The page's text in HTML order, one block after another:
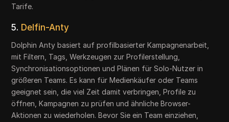
Tarife.
5. Delfin-Anty
Dolphin Anty basiert auf profilbasierter Kampagnenarbeit,
mit Filtern, Tags, Werkzeugen zur Profilerstellung,
Synchronisationsoptionen und Plänen für Solo-Nutzer in
größeren Teams. Es kann für Medienkäufer oder Teams
geeignet sein, die viel Zeit damit verbringen, Profile zu
öffnen, Kampagnen zu prüfen und ähnliche Browser-
Aktionen zu wiederholen. Bevor Sie ein Team einziehen,